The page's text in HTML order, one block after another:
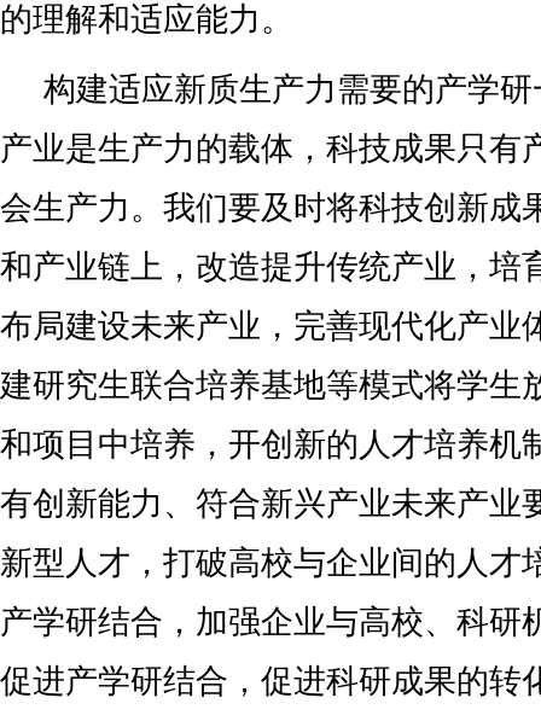
的理解和适应能力。
构建适应新质生产力需要的产学
产业是生产力的载体，科技成果只有
会生产力。我们要及时将科技创新成
和产业链上，改造提升传统产业，培
布局建设未来产业，完善现代化产业
建研究生联合培养基地等模式将学生
和项目中培养，开创新的人才培养机
有创新能力、符合新兴产业未来产业
新型人才，打破高校与企业间的人才
产学研结合，加强企业与高校、科研
促进产学研结合，促进科研成果的转